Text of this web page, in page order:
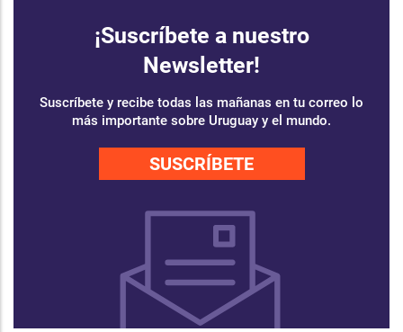
¡Suscríbete a nuestro
Newsletter!
Suscríbete y recibe todas las mañanas en tu correo lo
más importante sobre Uruguay y el mundo.
SUSCRÍBETE